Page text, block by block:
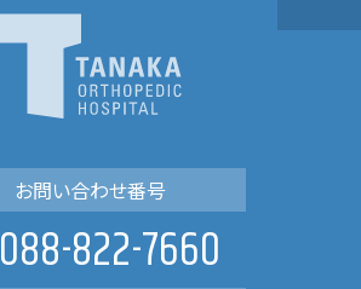
お問い合わせ番号
088-822-7660